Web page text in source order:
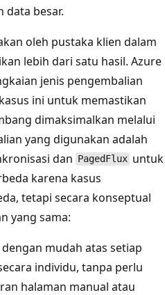
besar.
oleh pustaka klien dalam
lebih dari satu hasil. Azure
jenis pengembalian
ini untuk memastikan
dimaksimalkan melalui
yang digunakan adalah
dan PagedFlux untuk
karena kasus
tetapi secara konseptual
yang sama:
mudah atas setiap
individu, tanpa perlu
halaman manual atau